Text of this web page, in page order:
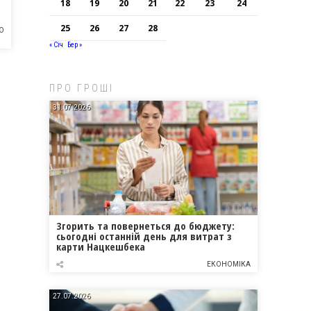
18 19 20 21 22 23 24
25 26 27 28
« Січ Бер »
ПРО ГРОШІ
31.07.2026
Згорить та повернеться до бюджету:
сьогодні останній день для витрат з
карти Нацкешбека
ЕКОНОМІКА
27.07.2026